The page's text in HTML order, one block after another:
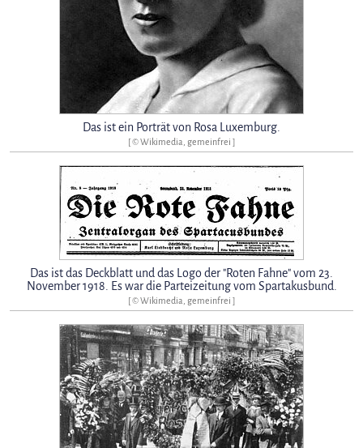
Das ist ein Porträt von Rosa Luxemburg.
[ © Wikimedia, gemeinfrei ]
Das ist das Deckblatt und das Logo der "Roten Fahne" vom 23.
November 1918. Es war die Parteizeitung vom Spartakusbund.
[ © Wikimedia, gemeinfrei ]